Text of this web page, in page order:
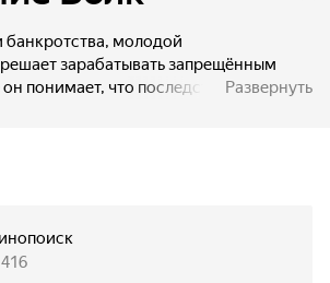
банкротства, молодой
зарабатывать запрещённым
понимает, что последствияРазвернуть